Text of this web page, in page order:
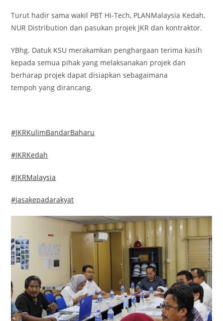
Turut hadir sama wakil PBT Hi-Tech, PLANMalaysia Kedah,
NUR Distribution dan pasukan projek JKR dan kontraktor.
YBhg. Datuk KSU merakamkan penghargaan terima kasih
kepada semua pihak yang melaksanakan projek dan
berharap projek dapat disiapkan sebagaimana
tempoh yang dirancang.
#JKRKulimBandarBaharu
#JKRKedah
#JKRMalaysia
#Jasakepadarakyat